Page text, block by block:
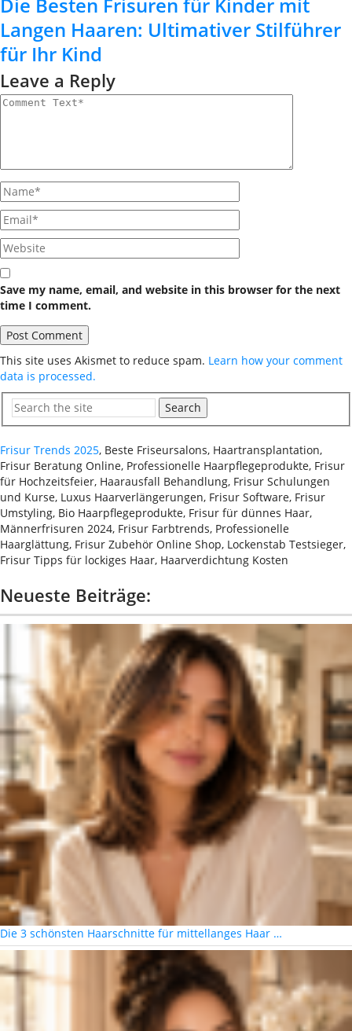
Langen Haaren: Ultimativer Stilführer
für Ihr Kind
Leave a Reply
Save my name, email, and website in this browser for the next
time I comment.
This site uses Akismet to reduce spam. Learn how your comment
data is processed.
Search
Frisur Trends 2025, Beste Friseursalons, Haartransplantation,
Frisur Beratung Online, Professionelle Haarpflegeprodukte, Frisur
für Hochzeitsfeier, Haarausfall Behandlung, Frisur Schulungen
und Kurse, Luxus Haarverlängerungen, Frisur Software, Frisur
Umstyling, Bio Haarpflegeprodukte, Frisur für dünnes Haar,
Männerfrisuren 2024, Frisur Farbtrends, Professionelle
Haarglättung, Frisur Zubehör Online Shop, Lockenstab Testsieger,
Frisur Tipps für lockiges Haar, Haarverdichtung Kosten
Neueste Beiträge:
Die 3 schönsten Haarschnitte für mittellanges Haar …